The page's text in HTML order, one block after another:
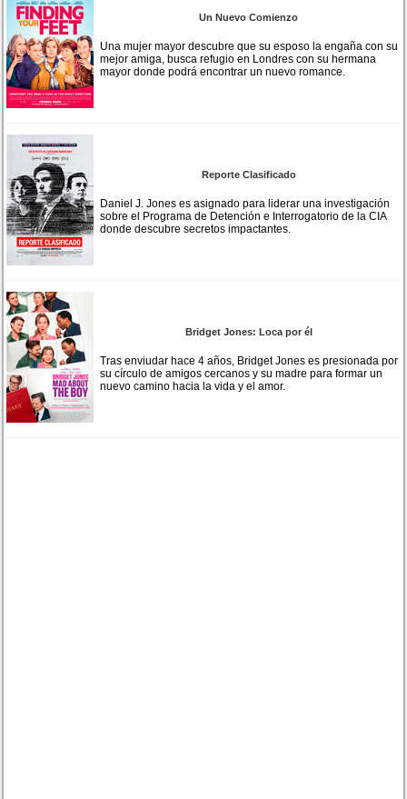
Un Nuevo Comienzo
Una mujer mayor descubre que su esposo la engaña con su
mejor amiga, busca refugio en Londres con su hermana
mayor donde podrá encontrar un nuevo romance.
Reporte Clasificado
Daniel J. Jones es asignado para liderar una investigación
sobre el Programa de Detención e Interrogatorio de la CIA
donde descubre secretos impactantes.
Bridget Jones: Loca por él
Tras enviudar hace 4 años, Bridget Jones es presionada por
su círculo de amigos cercanos y su madre para formar un
nuevo camino hacia la vida y el amor.